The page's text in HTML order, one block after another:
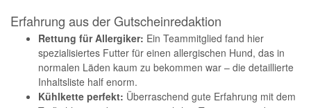
Erfahrung aus der Gutscheinredaktion
Rettung für Allergiker: Ein Teammitglied fand hier
spezialisiertes Futter für einen allergischen Hund, das in
normalen Läden kaum zu bekommen war – die detaillierte
Inhaltsliste half enorm.
Kühlkette perfekt: Überraschend gute Erfahrung mit dem